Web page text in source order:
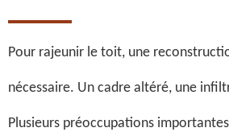
Pour rajeunir le toit, une
nécessaire. Un cadre altéré, une
Plusieurs préoccupations